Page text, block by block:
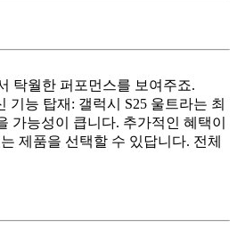
탁월한 퍼포먼스를 보여주죠.
능 탑재: 갤럭시 S25 울트라는 최
가능성이 큽니다. 추가적인 혜택이
제품을 선택할 수 있답니다. 전체